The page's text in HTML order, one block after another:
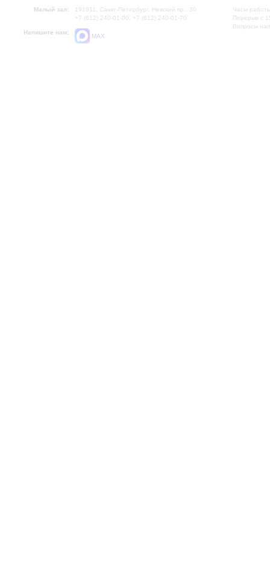
Малый зал:
191011, Санкт-Петербург, Невский пр., 30
+7 (812) 240-01-00, +7 (812) 240-01-70
Напишите нам:
MAX
Часы
Перерыв с
Вопросы